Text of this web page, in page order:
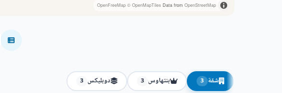
OpenFreeMap © OpenMapTiles Data from OpenStreetMap
شقة 3 بنتهاوس 3 دوبليكس 3